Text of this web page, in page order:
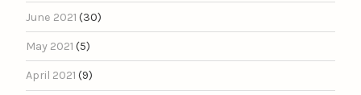
June 2021 (30)
May 2021 (5)
April 2021 (9)